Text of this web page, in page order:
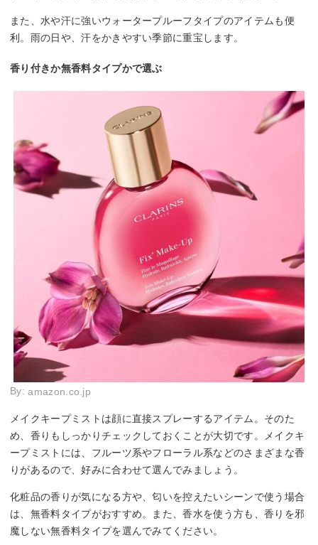
また、水や汗に強いウォータープルーフタイプのアイテムも便
利。雨の日や、汗をかきやすい季節に重宝します。
香り付きか無香料タイプかで選ぶ
By:amazon.co.jp
メイクキープミストは顔に直接スプレーするアイテム。そのた
め、香りもしっかりチェックしておくことが大切です。メイクキ
ープミストには、フルーツ系やフローラル系などのさまざまな香
りがあるので、好みに合わせて選んでみましょう。
化粧品の香りが気になる方や、匂いを控えたいシーンで使う場合
は、無香料タイプがおすすめ。また、香水を使う方も、香りを邪
魔しない無香料タイプを選んでみてください。